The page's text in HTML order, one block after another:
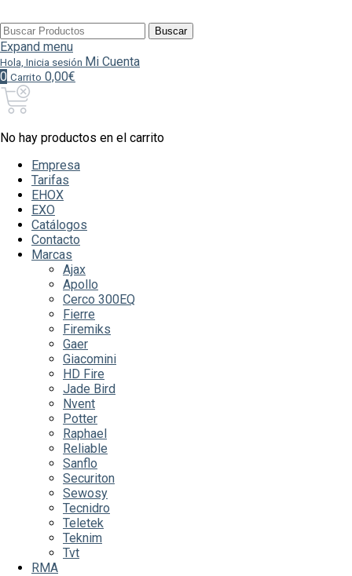
Buscar
por:
Buscar
Expand menu
Hola, Inicia sesión Mi Cuenta
0 Carrito 0,00€
No hay productos en el carrito
Empresa
Tarifas
EHOX
EXO
Catálogos
Contacto
Marcas
Ajax
Apollo
Cerco 300EQ
Fierre
Firemiks
Gaer
Giacomini
HD Fire
Jade Bird
Nvent
Potter
Raphael
Reliable
Sanflo
Securiton
Sewosy
Tecnidro
Teletek
Teknim
Tvt
RMA